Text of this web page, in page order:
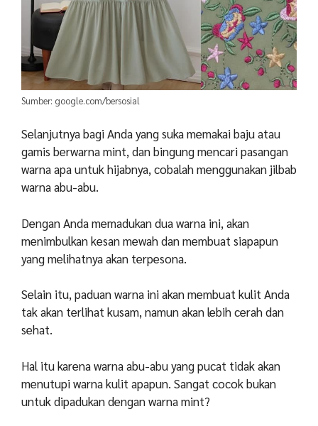
Sumber: google.com/bersosial
Selanjutnya bagi Anda yang suka memakai baju atau
gamis berwarna mint, dan bingung mencari pasangan
warna apa untuk hijabnya, cobalah menggunakan jilbab
warna abu-abu.
Dengan Anda memadukan dua warna ini, akan
menimbulkan kesan mewah dan membuat siapapun
yang melihatnya akan terpesona.
Selain itu, paduan warna ini akan membuat kulit Anda
tak akan terlihat kusam, namun akan lebih cerah dan
sehat.
Hal itu karena warna abu-abu yang pucat tidak akan
menutupi warna kulit apapun. Sangat cocok bukan
untuk dipadukan dengan warna mint?